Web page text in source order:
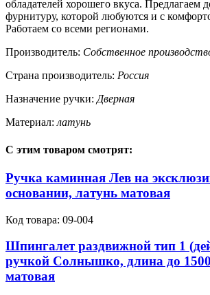
обладателей хорошего вкуса. Предлагаем
фурнитуру, которой любуются и с
Работаем со всеми регионами.
Производитель: Собственное
Страна производитель: Россия
Назначение ручки: Дверная
Материал: латунь
С этим товаром смотрят:
Ручка каминная Лев на
основании, латунь матовая
Код товара: 09-004
Шпингалет раздвижной тип 1
ручкой Солнышко, длина до
матовая